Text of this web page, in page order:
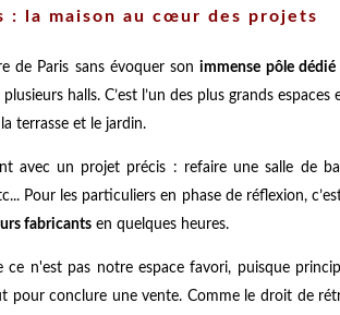
: la maison au cœur des projets
de Paris sans évoquer sonimmense pôle dédié
halls. C’est l’un des plus grands
terrasse et le jardin.
avec un projet précis : refaire une salle de
Pour les particuliers en phase de réflexion,
fabricants en quelques heures.
ce n'est pas notre espace favori, puisque
pour conclure une vente. Comme le droit de